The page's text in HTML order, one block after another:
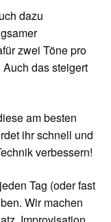
dazu
zwei Töne pro
das steigert
am besten
ihr schnell und
verbessern!
Tag (oder fast
Wir machen